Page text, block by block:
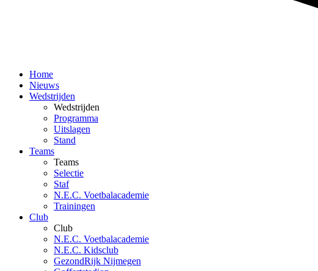
Home
Nieuws
Wedstrijden
Wedstrijden
Programma
Uitslagen
Stand
Teams
Teams
Selectie
Staf
N.E.C. Voetbalacademie
Trainingen
Club
Club
N.E.C. Voetbalacademie
N.E.C. Kidsclub
GezondRijk Nijmegen